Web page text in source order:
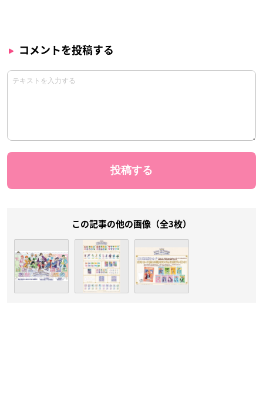
コメントを投稿する
この記事の他の画像（全3枚）